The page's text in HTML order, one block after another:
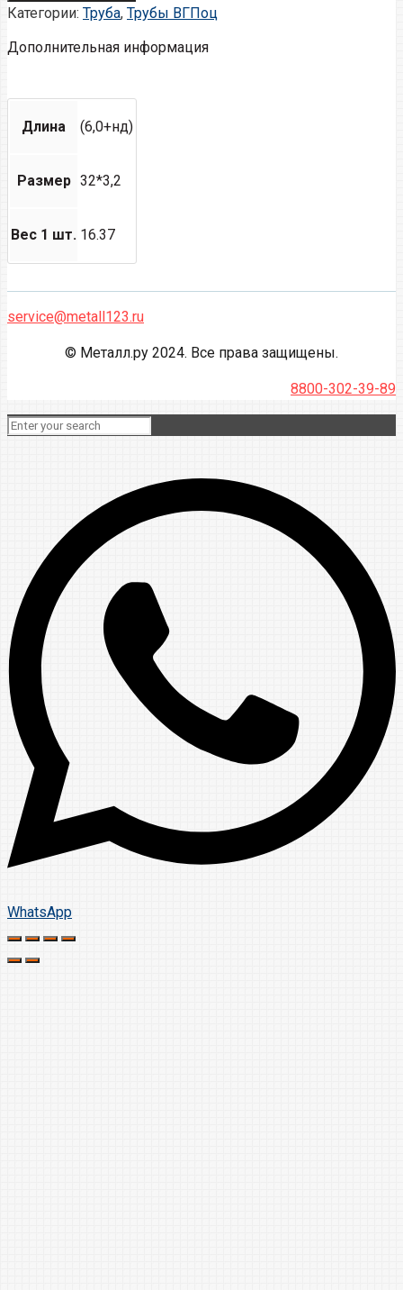
Категории: Труба, Трубы ВГПоц
Дополнительная информация
Длина (6,0+нд)
Размер 32*3,2
Вес 1 шт. 16.37
service@metall123.ru
© Металл.ру 2024. Все права защищены.
8800-302-39-89
WhatsApp